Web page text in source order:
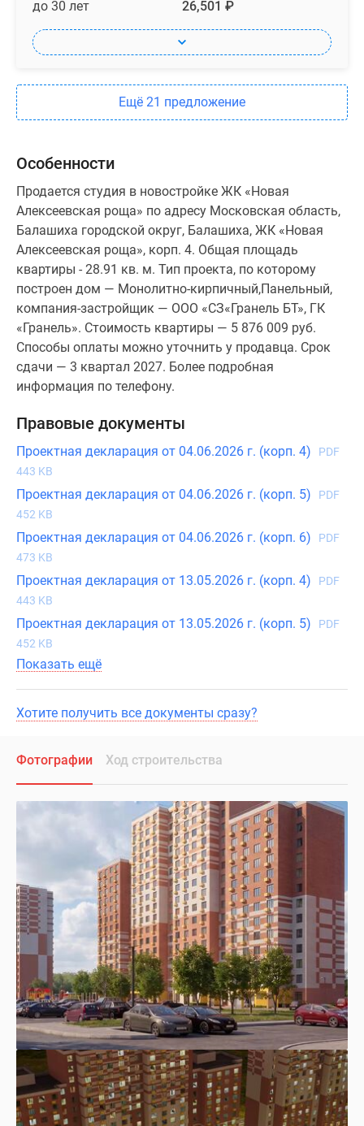
до 30 лет 26,501 ₽
Ещё 21 предложение
Особенности
Продается студия в новостройке ЖК «Новая
Алексеевская роща» по адресу Московская область,
Балашиха городской округ, Балашиха, ЖК «Новая
Алексеевская роща», корп. 4. Общая площадь
квартиры - 28.91 кв. м. Тип проекта, по которому
построен дом — Монолитно-кирпичный,Панельный,
компания-застройщик — ООО «СЗ«Гранель БТ», ГК
«Гранель». Стоимость квартиры — 5 876 009 руб.
Способы оплаты можно уточнить у продавца. Срок
сдачи — 3 квартал 2027. Более подробная
информация по телефону.
Правовые документы
Проектная декларация от 04.06.2026 г. (корп. 4)
PDF
443 KB
Проектная декларация от 04.06.2026 г. (корп. 5)
PDF
452 KB
Проектная декларация от 04.06.2026 г. (корп. 6)
PDF
473 KB
Проектная декларация от 13.05.2026 г. (корп. 4)
PDF
443 KB
Проектная декларация от 13.05.2026 г. (корп. 5)
PDF
452 KB
Показать ещё
Хотите получить все документы сразу?
Фотографии Ход строительства